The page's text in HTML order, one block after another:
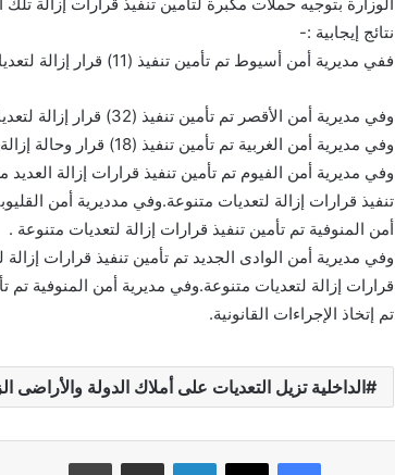
نتائج إيجابية :-
ففي مديرية أمن أسيوط تم تأمين تنفيذ (11) قرار إزالة لتعديات على الأراضى الزراعية وأملاك الدولة.
وفي مديرية أمن الأقصر تم تأمين تنفيذ (32) قرار إزالة لتعديات على الأراضى الزراعية وأملاك الدولة.
وفي مديرية أمن الغربية تم تأمين تنفيذ (18) قرار وحالة إزالة لتعديات متنوعة
وفي مديرية أمن الفيوم تم تأمين تنفيذ قرارات إزالة
تنفيذ قرارات إزالة لتعديات متنوعة.وفي مدديرية أمن
أمن المنوفية تم تأمين تنفيذ قرارات إزالة لتعديات متنوعة .
وفي مديرية أمن الوادى الجديد تم تأمين تنفيذ قرارات
قرارات إزالة لتعديات متنوعة.وفي مديرية أمن المنوفية تم تأمين تنفيذ عدد (6)
تم إتخاذ الإجراءات القانونية.
الداخلية تزيل التعديات على أملاك الدولة والأراضى
فيسبوك لينكدإن